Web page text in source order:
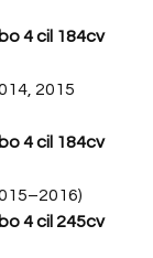
4 cil 184cv
2015
4 cil 184cv
4 cil 245cv